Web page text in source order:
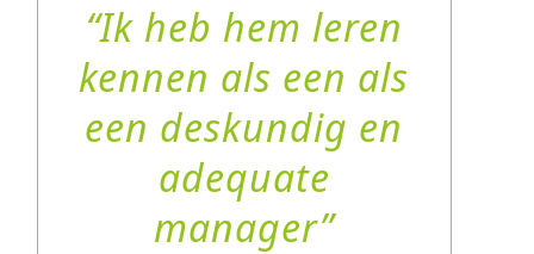
Ik heb hem leren
kennen als een als
een deskundig en
adequate
manager